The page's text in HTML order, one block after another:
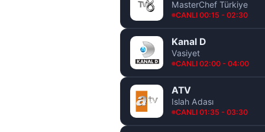
MasterChef Türkiye
CANLI 00:15 - 02:30
Kanal D
Vasiyet
CANLI 02:00 - 04:00
ATV
Islah Adası
CANLI 01:35 - 03:30